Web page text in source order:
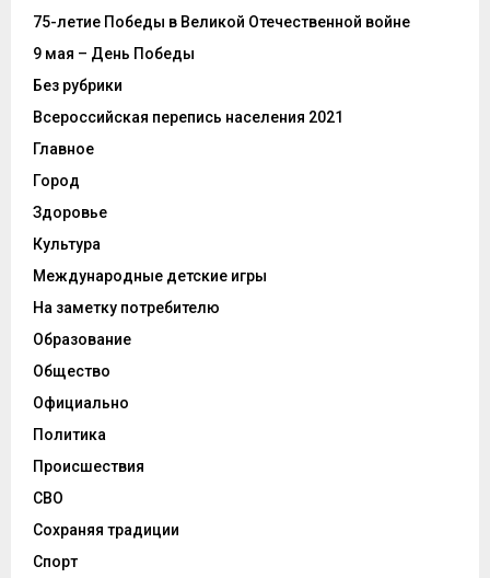
75-летие Победы в Великой Отечественной войне
9 мая – День Победы
Без рубрики
Всероссийская перепись населения 2021
Главное
Город
Здоровье
Культура
Международные детские игры
На заметку потребителю
Образование
Общество
Официально
Политика
Происшествия
СВО
Сохраняя традиции
Спорт